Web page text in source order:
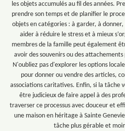
les objets accumulés au fil des années.
prendre son temps et de planifier le
objets en catégories : à garder, à
aider à réduire le stress et à mieux
membres de la famille peut également
avoir des souvenirs ou des
N'oubliez pas d'explorer les options
pour donner ou vendre des articles,
associations caritatives. Enfin, si la tâche
être judicieux de faire appel à des
traverser ce processus avec douceur et
une maison en héritage à Sainte
tâche plus gérable et